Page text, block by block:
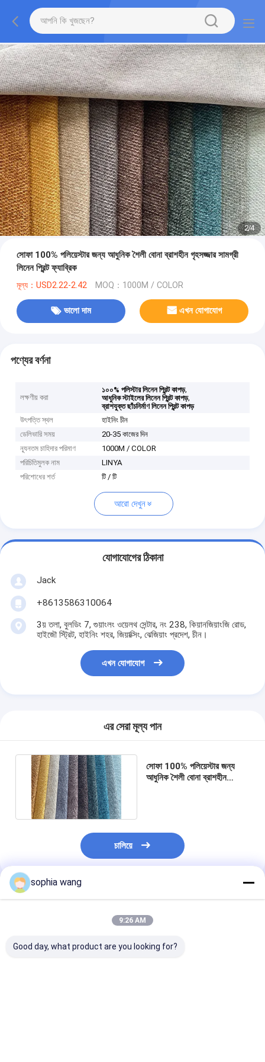
2/4
সোফা 100% পলিয়েস্টার জন্য আধুনিক শৈলী বোনা ব্রাশহীন গৃহসজ্জার সামগ্রী
লিনেন প্রিন্ট ফ্যাব্রিক
মূল্য：USD2.22-2.42 MOQ：1000M / COLOR
ভালো দাম এখন যোগাযোগ
পণ্যের বর্ণনা
লক্ষণীয় করা
১০০% পলিস্টার লিনেন প্রিন্ট কাপড়,
আধুনিক স্টাইলের লিনেন প্রিন্ট কাপড়,
ব্রাশযুক্ত ছাঁচনির্মাণ লিনেন প্রিন্ট কাপড়
উৎপত্তি স্থল
হাইনিং চীন
ডেলিভারি সময়
20-35 কাজের দিন
ন্যূনতম চাহিদার পরিমাণ
1000M / COLOR
পরিচিতিমুলক নাম
LINYA
পরিশোধের শর্ত
টি / টি
আরো দেখুন
যোগাযোগের ঠিকানা
Jack
+8613586310064
3য় তলা, বুলডিং 7, গুয়াংলং ওয়েলথ সেন্টার, নং 238, কিয়ানজিয়াংজি রোড,
হাইজৌ স্ট্রিট, হাইনিং শহর, জিয়াক্সিং, ঝেজিয়াং প্রদেশ, চীন।
এখন যোগাযোগ
এর সেরা মূল্য পান
সোফা 100% পলিয়েস্টার জন্য
আধুনিক শৈলী বোনা ব্রাশহীন
চালিয়ে
প্রস্তাবিত পণ্য
sophia wang
9:26 AM
Good day, what product are you looking for?